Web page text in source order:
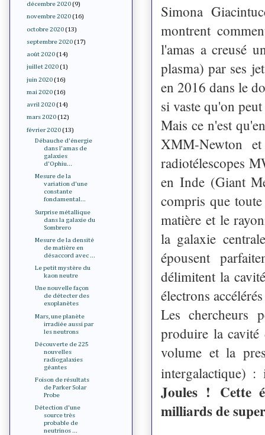
Simona
montrent
l'amas a creusé
plasma) par ses
en 2016 dans le
si vaste qu'on
Mais ce n'est
XMM-Newton
radiotélescopes
en Inde (Giant
compris que
matière et le
la galaxie
épousent
délimitent la
électrons
Les chercheurs
produire la cavité
volume et la
intergalactique)
Joules ! Cette
milliards de
décembre 2020 (9)
novembre 2020 (16)
octobre 2020 (13)
septembre 2020 (17)
août 2020 (14)
juillet 2020 (1)
juin 2020 (16)
mai 2020 (16)
avril 2020 (14)
mars 2020 (12)
février 2020 (13)
Débauche d'énergie
dans l'amas de
galaxies
d'Ophiu...
Mesure de la
variation d'une
constante
fondamental...
Surprise métallique
dans la galaxie du
Sombrero
Mesure de la densité
de matière en
désaccord avec ...
Le petit mystère du
kaon neutre
Une nouvelle façon
de détecter des
exoplanètes
Mars, une planète
irradiée aussi par
les neutrons
Découverte de 225
nouvelles
radiogalaxies
géantes
Foison de résultats
de Parker Solar
Probe
Détection d'une
source très
probable de
neutrinos ...